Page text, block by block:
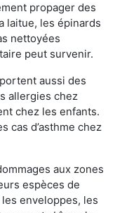
propager des
laitue, les épinards
nettoyées
peut survenir.
aussi des
allergies chez
chez les enfants.
cas d’asthme chez
aux zones
espèces de
enveloppes, les